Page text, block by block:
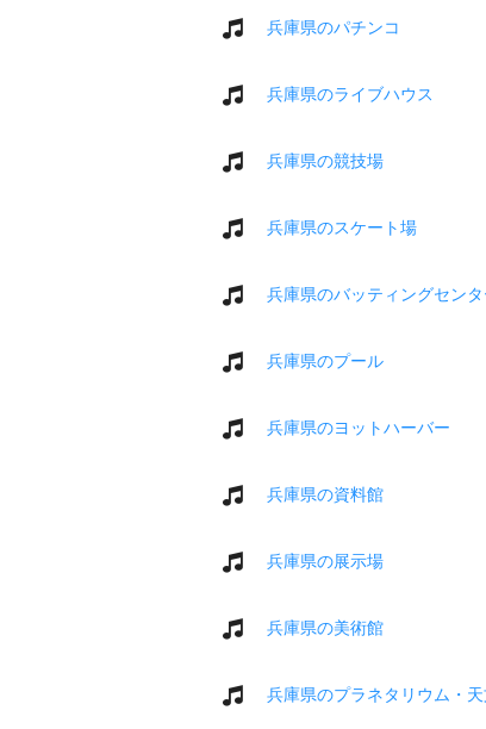
兵庫県のパチンコ
兵庫県のライブハウス
兵庫県の競技場
兵庫県のスケート場
兵庫県のバッティングセン
兵庫県のプール
兵庫県のヨットハーバー
兵庫県の資料館
兵庫県の展示場
兵庫県の美術館
兵庫県のプラネタリウム・